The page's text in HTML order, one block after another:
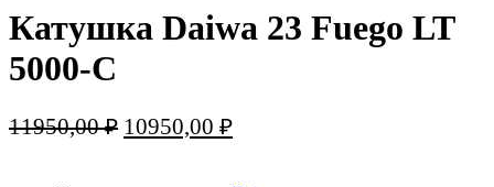
Катушка Daiwa 23 Fuego LT
5000-С
11950,00₽ Первоначальная
10950,00 ₽Текущая